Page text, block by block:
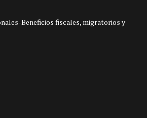
Beneficios fiscales, migratorios y